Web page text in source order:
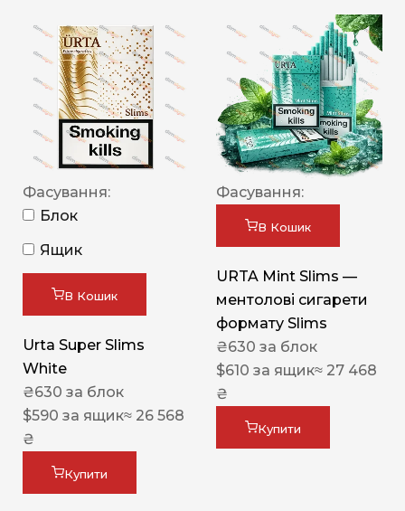
Фасування:
Блок
Ящик
В Кошик
Urta Super Slims
White
₴630 за блок
$590 за ящик≈ 26 568
₴
Купити
Фасування:
В Кошик
URTA Mint Slims —
ментолові сигарети
формату Slims
₴630 за блок
$610 за ящик≈ 27 468
₴
Купити